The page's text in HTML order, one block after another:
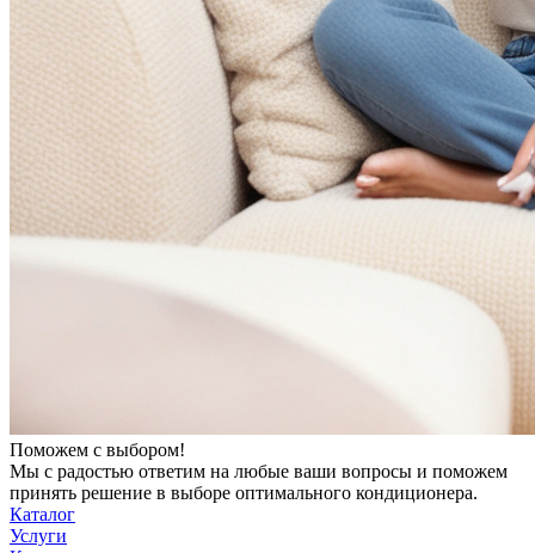
Поможем с выбором!
Мы с радостью ответим на любые ваши вопросы и поможем
принять решение в выборе оптимального кондиционера.
Каталог
Услуги